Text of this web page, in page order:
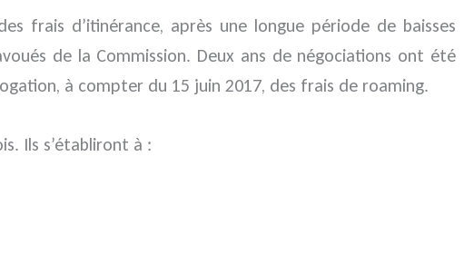
frais d’itinérance, après une longue période de baisses
de la Commission. Deux ans de négociations ont été
à compter du 15 juin 2017, des frais de roaming.
Ils s’établiront à :